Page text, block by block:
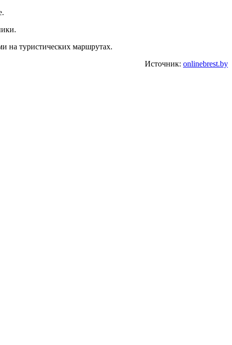
на туристических маршрутах.
Источник: onlinebrest.by